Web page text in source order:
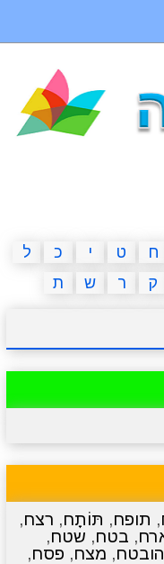
גו מצא הבדלים
חדשות
ח ט י כ
ל
ק ר ש ת
, תופח, תּוֹתָח, רצח,
, בטח, שטח,
הובטח, מצח, פסח,